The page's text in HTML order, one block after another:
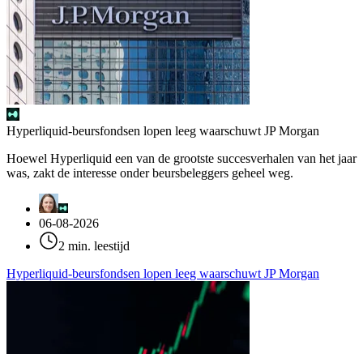
Hyperliquid-beursfondsen lopen leeg waarschuwt JP Morgan
Hoewel Hyperliquid een van de grootste succesverhalen van het jaar
was, zakt de interesse onder beursbeleggers geheel weg.
06-08-2026
2 min. leestijd
Hyperliquid-beursfondsen lopen leeg waarschuwt JP Morgan